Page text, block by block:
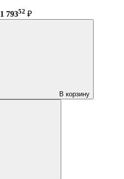
1 79352 ₽
В корзину